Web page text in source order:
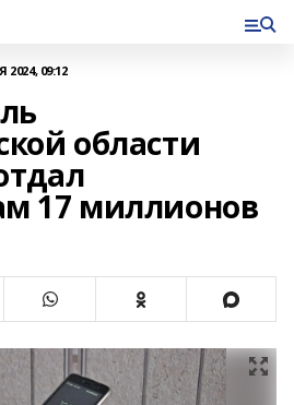
2024, 09:12
области
17 миллионов